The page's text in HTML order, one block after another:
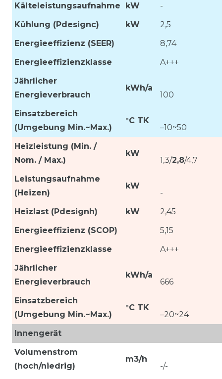
Kälteleistungsaufnahme
kW
-
Kühlung (Pdesignc)
kW
2,5
Energieeffizienz (SEER)
8,74
Energieeffizienzklasse
A+++
Jährlicher
Energieverbrauch
kWh/a
100
Einsatzbereich
(Umgebung Min.~Max.)
°C TK
–10~50
Heizleistung (Min. /
Nom. / Max.)
kW
1,3/2,8/4,7
Leistungsaufnahme
(Heizen)
kW
-
Heizlast (Pdesignh)
kW
2,45
Energieeffizienz (SCOP)
5,15
Energieeffizienzklasse
A+++
Jährlicher
Energieverbrauch
kWh/a
666
Einsatzbereich
(Umgebung Min.~Max.)
°C TK
–20~24
Innengerät
Volumenstrom
(hoch/niedrig)
m3/h
-/-